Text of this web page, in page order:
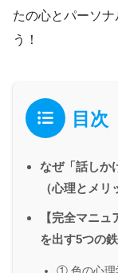
たの心とパーソ
う！
目次
なぜ「話しか
（心理とメリ
【完全マニ
を出す5つの